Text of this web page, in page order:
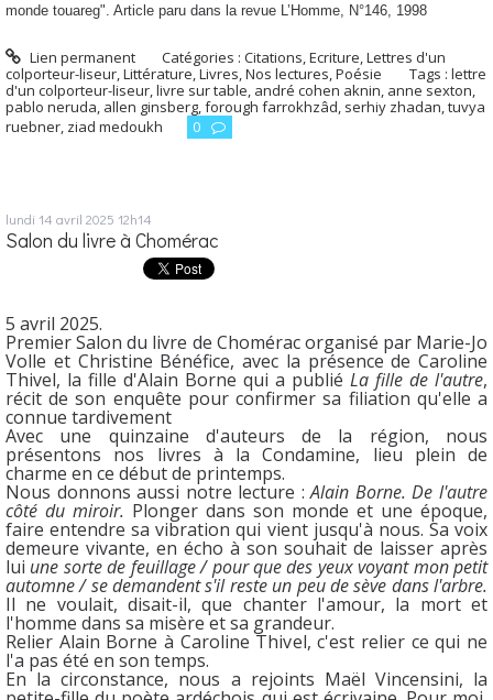
monde touareg". Article paru dans la revue L’Homme, N°146, 1998
Lien permanent Catégories :Citations,Ecriture,Lettres d'un
colporteur-liseur,Littérature,Livres,Nos lectures,Poésie Tags : lettre
d'un colporteur-liseur,livre sur table, andré cohen aknin, anne sexton,
pablo neruda, allen ginsberg,forough farrokhzâd, serhiy zhadan,tuvya
ruebner, ziad medoukh 0
lundi 14 avril 2025 12h14
Salon du livre à Chomérac
5 avril 2025.
Premier Salon du livre de Chomérac organisé par Marie-Jo
Volle et Christine Bénéfice, avec la présence de Caroline
Thivel, la fille d'Alain Borne qui a publié La fille de l'autre,
récit de son enquête pour confirmer sa filiation qu'elle a
connue tardivement
Avec une quinzaine d'auteurs de la région, nous
présentons nos livres à la Condamine, lieu plein de
charme en ce début de printemps.
Nous donnons aussi notre lecture :Alain Borne. De l'autre
côté du miroir. Plonger dans son monde et une époque,
faire entendre sa vibration qui vient jusqu'à nous. Sa voix
demeure vivante, en écho à son souhait de laisser après
lui une sorte de feuillage / pour que des yeux voyant mon petit
automne / se demandent s'il reste un peu de sève dans l'arbre.
Il ne voulait, disait-il, que chanter l'amour, la mort et
l'homme dans sa misère et sa grandeur.
Relier Alain Borne à Caroline Thivel, c'est relier ce qui ne
l'a pas été en son temps.
En la circonstance, nous a rejoints Maël Vincensini, la